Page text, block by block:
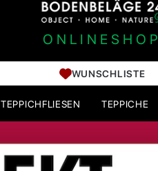
ONLINESHOP
WUNSCHLISTE
TEPPICHFLIESEN TEPPICHE